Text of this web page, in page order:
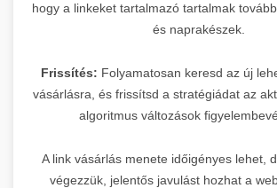
hogy a linkeket tartalmazó tartalmak
és naprakészek.
Frissítés: Folyamatosan keresd az új
vásárlásra, és frissítsd a stratégiádat az
algoritmus változások
A link vásárlás menete időigényes lehet,
végezzük, jelentős javulást hozhat a